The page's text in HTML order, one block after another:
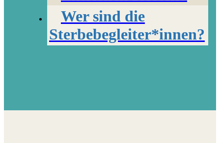
Wer sind die
Sterbebegleiter*innen?